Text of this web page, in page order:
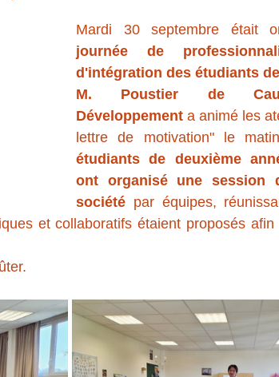
journée de
d'intégration des étudiants
M. Poustier de
Développement a animé les
lettre de motivation" le
étudiants de deuxième
ont organisé une session
société par équipes,
et collaboratifs étaient proposés afin